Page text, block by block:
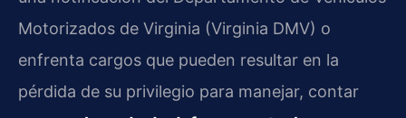
Motorizados de Virginia (Virginia DMV) o
enfrenta cargos que pueden resultar en la
pérdida de su privilegio para manejar, contar